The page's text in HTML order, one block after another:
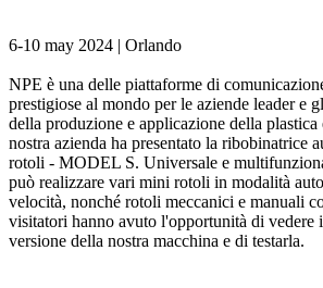
6-10 may 2024 | Orlando
NPE è una delle piattaforme di
prestigiose al mondo per le aziende leader e
della produzione e applicazione della
nostra azienda ha presentato la ribobinatrice
rotoli - MODEL S. Universale e
può realizzare vari mini rotoli in modalità
velocità, nonché rotoli meccanici e manuali
visitatori hanno avuto l'opportunità di vedere
versione della nostra macchina e di testarla.